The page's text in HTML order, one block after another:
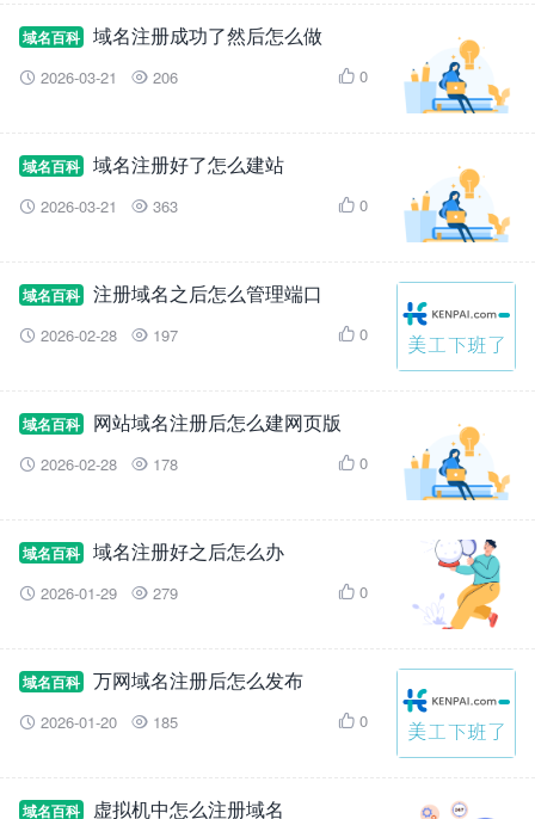
域名百科 域名注册成功了然后怎么做
 2026-03-21  206  0
域名百科 域名注册好了怎么建站
 2026-03-21  363  0
域名百科 注册域名之后怎么管理端口
 2026-02-28  197  0
域名百科 网站域名注册后怎么建网页版
 2026-02-28  178  0
域名百科 域名注册好之后怎么办
 2026-01-29  279  0
域名百科 万网域名注册后怎么发布
 2026-01-20  185  0
域名百科 虚拟机中怎么注册域名